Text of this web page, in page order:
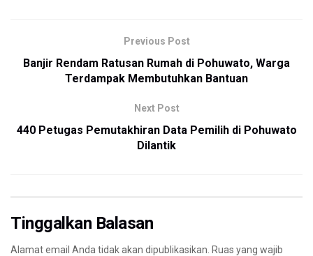
Previous Post
Banjir Rendam Ratusan Rumah di Pohuwato, Warga
Terdampak Membutuhkan Bantuan
Next Post
440 Petugas Pemutakhiran Data Pemilih di Pohuwato
Dilantik
Tinggalkan Balasan
Alamat email Anda tidak akan dipublikasikan. Ruas yang wajib